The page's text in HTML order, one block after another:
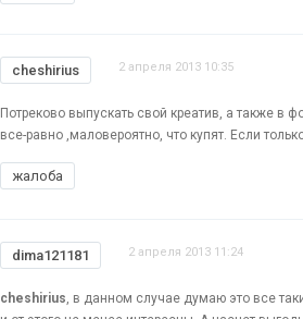
cheshirius 2 апреля 2013 10:35
Потреково выпускать свой креатив, а также
все-равно ,маловероятно, что купят. Если
жалоба
dima121181 2 апреля 2013 11:24
cheshirius, в данном случае думаю это все